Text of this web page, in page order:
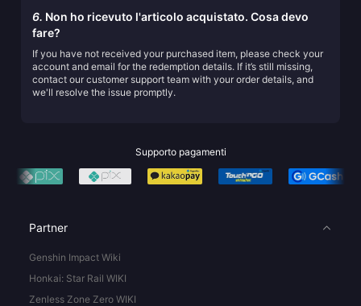
6. Non ho ricevuto l'articolo acquistato. Cosa devo
fare?
If you have not received your purchased item, please check your
account and email for the redemption details. If it’s still missing,
contact our customer support team with your order details, and
we'll resolve the issue promptly.
Supporto pagamenti
Partner
Genshin Impact Wiki
Honkai: Star Rail WIKI
Zenless Zone Zero WIKI